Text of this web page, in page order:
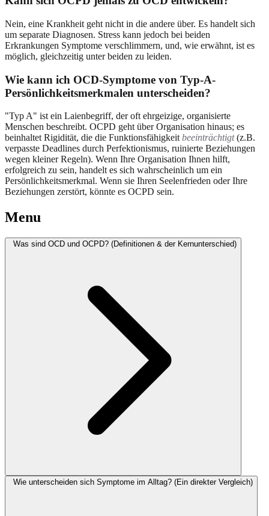
Nein, eine Krankheit geht nicht in die andere über. Es handelt sich
um separate Diagnosen. Stress kann jedoch bei beiden
Erkrankungen Symptome verschlimmern, und, wie erwähnt, ist es
möglich, gleichzeitig unter beiden zu leiden.
Wie kann ich OCD-Symptome von Typ-A-
Persönlichkeitsmerkmalen unterscheiden?
"Typ A" ist ein Laienbegriff, der oft ehrgeizige, organisierte
Menschen beschreibt. OCPD geht über Organisation hinaus; es
beinhaltet Rigidität, die die Funktionsfähigkeit beeinträchtigt(z.B.
verpasste Deadlines durch Perfektionismus, ruinierte Beziehungen
wegen kleiner Regeln). Wenn Ihre Organisation Ihnen hilft,
erfolgreich zu sein, handelt es sich wahrscheinlich um ein
Persönlichkeitsmerkmal. Wenn sie Ihren Seelenfrieden oder Ihre
Beziehungen zerstört, könnte es OCPD sein.
Menu
Was sind OCD und OCPD? (Definitionen & der Kernunterschied)
Wie unterscheiden sich Symptome im Alltag? (Ein direkter Vergleich)